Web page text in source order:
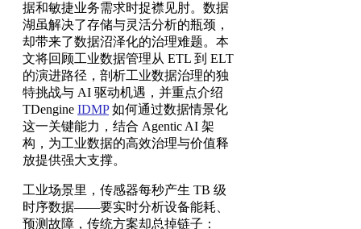
据和敏捷业务需求时捉襟见肘。数据
湖虽解决了存储与灵活分析的瓶颈，
却带来了数据沼泽化的治理难题。本
文将回顾工业数据管理从 ETL 到 ELT
的演进路径，剖析工业数据治理的独
特挑战与 AI 驱动机遇，并重点介绍
TDengine IDMP如何通过数据情景化
这一关键能力，结合 Agentic AI 架
构，为工业数据的高效治理与价值释
放提供强大支撑。
工业场景里，传感器每秒产生 TB 级
时序数据——要实时分析设备能耗、
预测故障，传统方案却总掉链子：